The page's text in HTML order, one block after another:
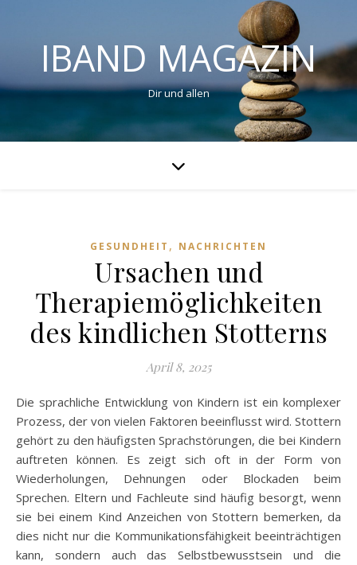
IBAND MAGAZIN
Dir und allen
GESUNDHEIT , NACHRICHTEN
Ursachen und
Therapiemöglichkeiten
des kindlichen Stotterns
April 8, 2025
Die sprachliche Entwicklung von Kindern ist ein komplexer
Prozess, der von vielen Faktoren beeinflusst wird. Stottern
gehört zu den häufigsten Sprachstörungen, die bei Kindern
auftreten können. Es zeigt sich oft in der Form von
Wiederholungen, Dehnungen oder Blockaden beim
Sprechen. Eltern und Fachleute sind häufig besorgt, wenn
sie bei einem Kind Anzeichen von Stottern bemerken, da
dies nicht nur die Kommunikationsfähigkeit beeinträchtigen
kann, sondern auch das Selbstbewusstsein und die